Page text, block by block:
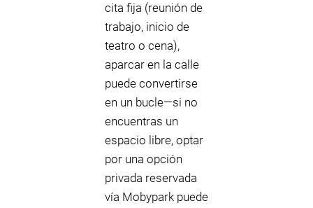
cita fija (reunión de
trabajo, inicio de
teatro o cena),
aparcar en la calle
puede convertirse
en un bucle—si no
encuentras un
espacio libre, optar
por una opción
privada reservada
vía Mobypark puede